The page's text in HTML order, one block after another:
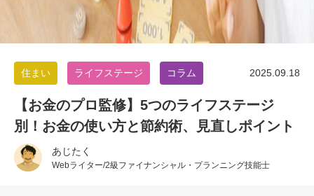
2025.09.18
住まい ライフステージ コラム
【お金のプロ監修】5つのライフステージ
別！お金の使い方と節約術、見直しポイント
あじたく
Webライター/2級ファイナンシャル・プランニング技能士